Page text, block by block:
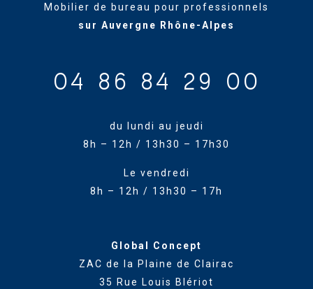
Mobilier de bureau pour professionnels
sur Auvergne Rhône-Alpes
04 86 84 29 00
du lundi au jeudi
8h – 12h / 13h30 – 17h30
Le vendredi
8h – 12h / 13h30 – 17h
Global Concept
ZAC de la Plaine de Clairac
35 Rue Louis Blériot